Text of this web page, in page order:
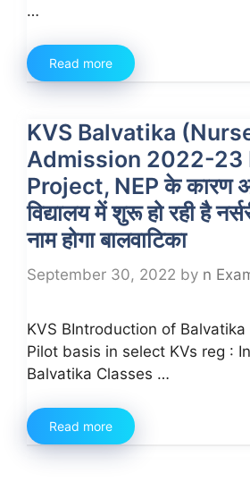
…
Read more
KVS Balvatika
Admission 2022-23
Project, NEP के कारण
विद्यालय में शुरू हो रही है
नाम होगा बालवाटिका
September 30, 2022 by n
KVS BIntroduction of Balvatika
Pilot basis in select KVs reg :
Balvatika Classes …
Read more